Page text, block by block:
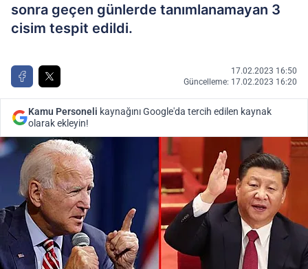
sonra geçen günlerde tanımlanamayan 3
cisim tespit edildi.
17.02.2023 16:50
Güncelleme: 17.02.2023 16:20
Kamu Personeli kaynağını Google'da tercih edilen kaynak
olarak ekleyin!